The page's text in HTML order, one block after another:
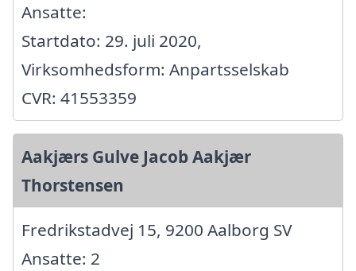
Ansatte:
Startdato: 29. juli 2020,
Virksomhedsform: Anpartsselskab
CVR: 41553359
Aakjærs Gulve Jacob Aakjær
Thorstensen
Fredrikstadvej 15, 9200 Aalborg SV
Ansatte: 2